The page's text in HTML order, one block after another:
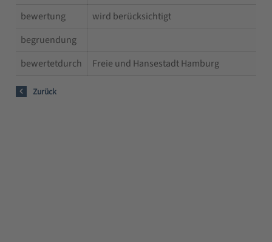
bewertung
wird berücksichtigt
begruendung
bewertetdurch
Freie und Hansestadt Hamburg
Zurück